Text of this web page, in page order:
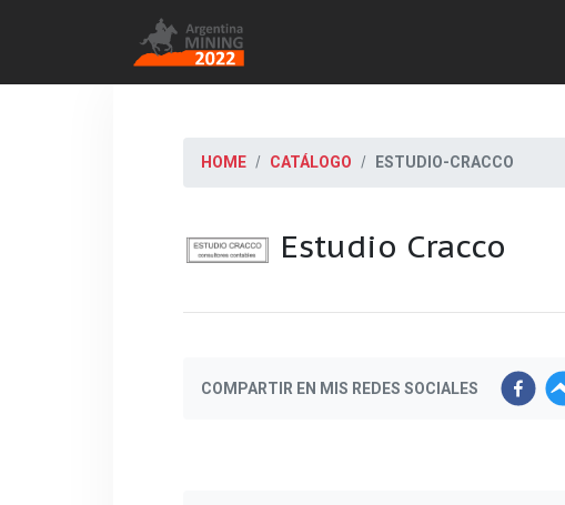
HOME CATÁLOGO ESTUDIO-CRACCO
Estudio Cracco
COMPARTIR EN MIS REDES SOCIALES